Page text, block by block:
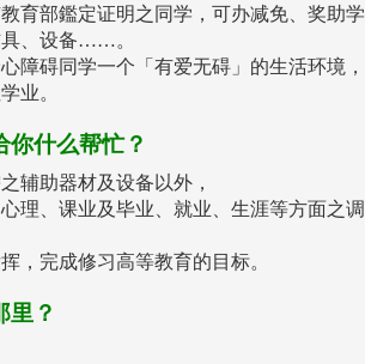
育部鑑定证明之同学，可办减免、奖助学
、设备……。
障碍同学一个「有爱无碍」的生活环境，
业。
你什么帮忙？
辅助器材及设备以外，
理、课业及毕业、就业、生涯等方面之调
，完成修习高等教育的目标。
里？